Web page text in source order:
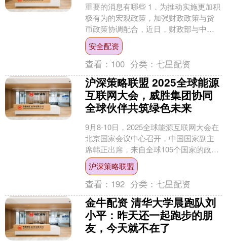
重要的消息有哪些 1．为推动实施更加积
极有为的宏观政策，加强财政政策与货
币政策协调配合，近日，财政部与中国
人民银行联合工作组召开第二次组长会
议。会议充分肯定了去....
安全配资
查看： 100 分类：七星配资
沪深策略联盟 2025全球能源
互联网大会，威胜集团协同
全球伙伴共筑绿色未来
9月8-10日，2025全球能源互联网大会在
北京国家会议中心召开，中国国家副主
席韩正出席，来自全球105个国家的政府
代表、国际组织负责人、行业领袖及权
威专家超1....
沪深策略联盟
查看： 192 分类：七星配资
金牛配资 清华大学晨跑队刘
小平：昨天还一起跑步的朋
友，今天就不在了